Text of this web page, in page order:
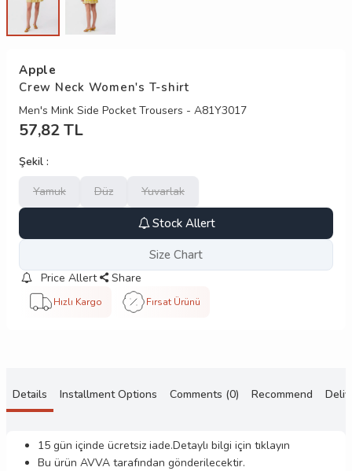
Apple
Crew Neck Women's T-shirt
Men's Mink Side Pocket Trousers - A81Y3017
57,82TL
Şekil :
Yamuk
Düz Yuvarlak
Stock Allert
Size Chart
Price Allert Share
Hızlı Kargo Fırsat Ürünü
Details Installment Options Comments (0) Recommend
15 gün içinde ücretsiz iade.Detaylı bilgi için tıklayın
Bu ürün AVVA tarafından gönderilecektir.